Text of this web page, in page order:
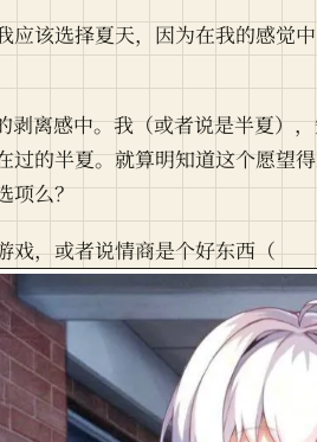
应该选择夏天，因为在我的感觉
剥离感中。我（或者说是半夏）
过的半夏。就算明知道这个愿望
项么？
戏，或者说情商是个好东西（